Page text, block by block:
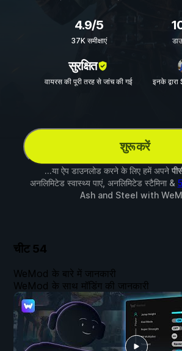
4.9/5
37K समीक्षाएं
सुरक्षित
वायरस की पूरी तरह से जांच की गई इनके
शुरू करें
...या ऐप डाउनलोड करने के लिए हमें अपने
अनलिमिटेड स्वास्थ्य पाएं, अनलिमिटेड स्टैमिना &
Ash and Steel with
चीट 54
WeMod के बारे में जानकारी
WeMod के साथ मॉडिंग की जानकारी